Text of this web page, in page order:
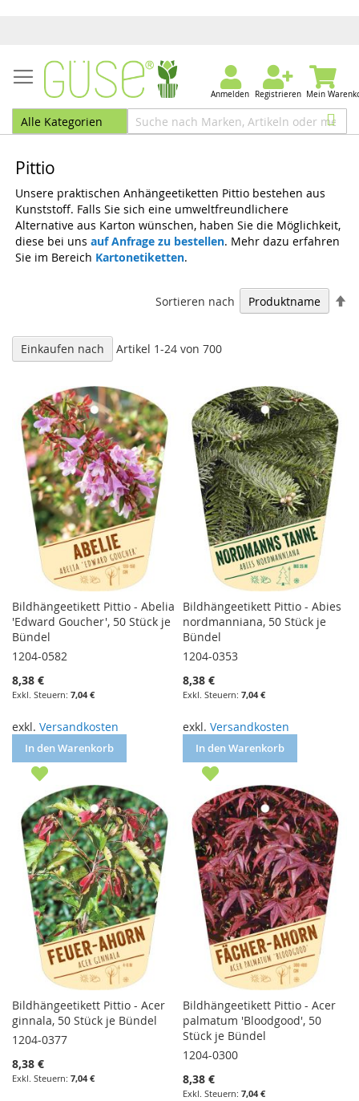
Anmelden Registrieren Mein
Pittio
Unsere praktischen Anhängeetiketten Pittio bestehen aus
Kunststoff. Falls Sie sich eine umweltfreundlichere
Alternative aus Karton wünschen, haben Sie die Möglichkeit,
diese bei unsauf Anfrage zu bestellen. Mehr dazu erfahren
Sie im Bereich Kartonetiketten.
Einkaufen nach Artikel 1-24 von 700
Sortieren nach
Bildhängeetikett Pittio - Abelia
'Edward Goucher', 50 Stück je
Bündel
1204-0582
8,38 €
7,04 €
exkl. Versandkosten
In den Warenkorb
Bildhängeetikett Pittio - Abies
nordmanniana, 50 Stück je
Bündel
1204-0353
8,38 €
7,04 €
exkl.Versandkosten
In den Warenkorb
Bildhängeetikett Pittio - Acer
ginnala, 50 Stück je Bündel
1204-0377
8,38 €
7,04 €
Bildhängeetikett Pittio - Acer
palmatum 'Bloodgood', 50
Stück je Bündel
1204-0300
8,38 €
7,04 €